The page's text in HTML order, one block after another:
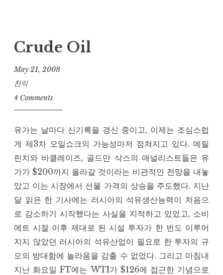
Crude Oil
May 21, 2008
찬익
4 Comments
유가는 날마다 신기록을 경신 중이고, 이제는 조심스럽
게 제3차 오일쇼크의 가능성마저 점쳐지고 있다. 메릴
린치와 바클레이즈, 골드만 삭스의 애널리스트들은 유
가가 $200까지 올라갈 것이라는 비관적인 전망을 내놓
았고 이는 시장에서 선물 가격의 상승을 주도했다. 지난
달 읽은 한 기사에는 러시아의 석유생산능력이 처음으
로 감소하기 시작했다는 사실을 지적하고 있었고, 소비
에트 시절 이후 제대로 된 시설 투자가 한 번도 이루어
지지 않았던 러시아의 석유산업이 필요로 한 투자의 규
모의 방대함에 놀라움을 감출 수 없었다. 그리고 마침내
지난 화요일 FT에는 WTI가 $126에 접근한 기념으로